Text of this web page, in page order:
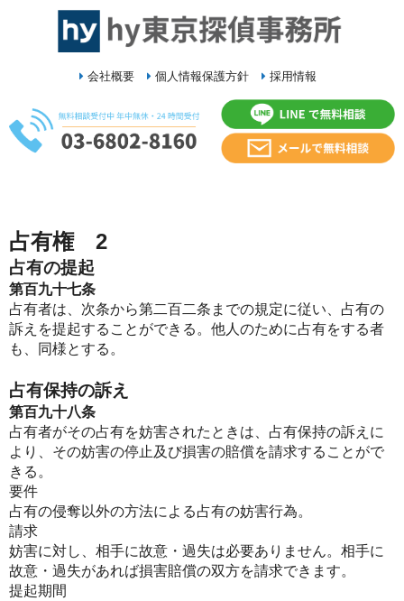
会社概要 個人情報保護方針 採用情報
占有権 2
占有の提起
第百九十七条
占有者は、次条から第二百二条までの規定に従い、占有の
訴えを提起することができる。他人のために占有をする者
も、同様とする。
占有保持の訴え
第百九十八条
占有者がその占有を妨害されたときは、占有保持の訴えに
より、その妨害の停止及び損害の賠償を請求することがで
きる。
要件
占有の侵奪以外の方法による占有の妨害行為。
請求
妨害に対し、相手に故意・過失は必要ありません。相手に
故意・過失があれば損害賠償の双方を請求できます。
提起期間